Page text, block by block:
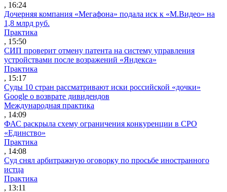
, 16:24
Дочерняя компания «Мегафона» подала иск к «М.Видео» на
1,8 млрд руб.
Практика
, 15:50
СИП проверит отмену патента на систему управления
устройствами после возражений «Яндекса»
Практика
, 15:17
Суды 10 стран рассматривают иски российской «дочки»
Google о возврате дивидендов
Международная практика
, 14:09
ФАС раскрыла схему ограничения конкуренции в СРО
«Единство»
Практика
, 14:08
Суд снял арбитражную оговорку по просьбе иностранного
истца
Практика
, 13:11